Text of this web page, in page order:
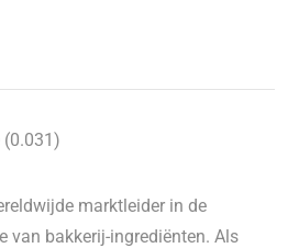
marktleider in de
van bakkerij-ingrediënten. Als